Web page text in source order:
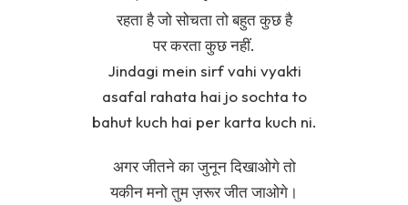
रहता है जो सोचता तो बहुत कुछ है
पर करता कुछ नहीं.
Jindagi mein sirf vahi vyakti
asafal rahata hai jo sochta to
bahut kuch hai per karta kuch ni.
अगर जीतने का जुनून दिखाओगे तो
यकीन मनो तुम ज़रूर जीत जाओगे।